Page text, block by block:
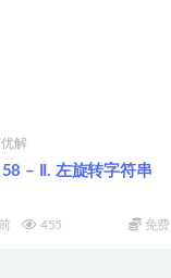
解
– II. 左旋转字符串
455 免费